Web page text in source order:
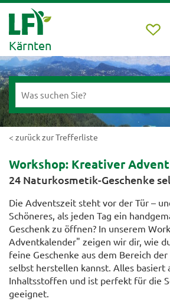
Kärnten
< zurück zur Trefferliste
Workshop: Kreativer
24 Naturkosmetik-Geschenke
Die Adventszeit steht vor der Tür –
Schöneres, als jeden Tag ein
Geschenk zu öffnen? In unserem
Adventkalender" zeigen wir dir, wie
feine Geschenke aus dem Bereich
selbst herstellen kannst. Alles basiert
Inhaltsstoffen und ist perfekt für die
geeignet.